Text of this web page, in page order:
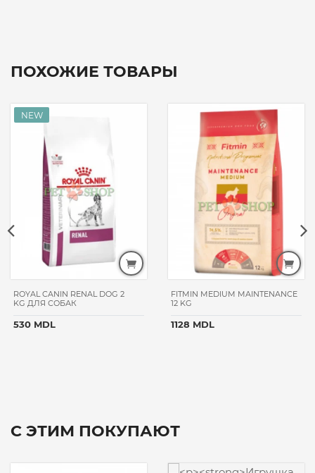
ПОХОЖИЕ ТОВАРЫ
ROYAL CANIN RENAL DOG 2
KG ДЛЯ СОБАК
530 MDL
FITMIN MEDIUM MAINTENANCE
12 KG
1128 MDL
С ЭТИМ ПОКУПАЮТ